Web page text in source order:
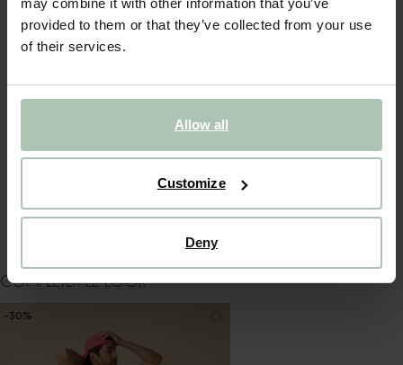
provided to them or that they’ve collected from your use
of their services.
Allow all
Customize
Deny
Livraison rapide
DESCRIPTION
Casquette rouge de Sissy-Boy. La casquette en denim est
devant. Composition : 100% coton.
LIVRAISON & RETOURS
COMPLÉTER LE LOOK
-30%